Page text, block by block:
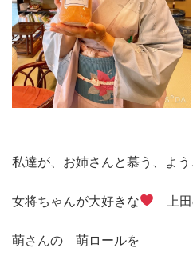
私達が、お姉さんと慕う、よう
女将ちゃんが大好きな 上田
萌さんの 萌ロールを